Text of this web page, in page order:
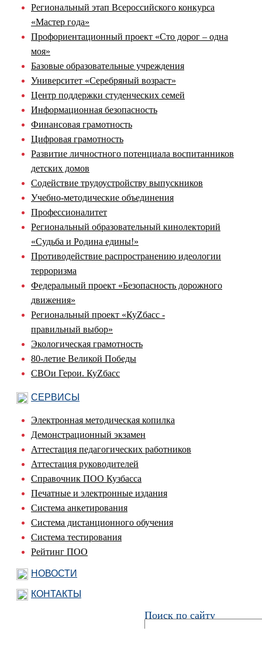
Поиск по сайту
Региональный этап Всероссийского конкурса
«Мастер года»
Профориентационный проект «Сто дорог – одна
моя»
Базовые образовательные учреждения
Университет «Серебряный возраст»
Центр поддержки студенческих семей
Информационная безопасность
Финансовая грамотность
Цифровая грамотность
Развитие личностного потенциала воспитанников
детских домов
Содействие трудоустройству выпускников
Учебно-методические объединения
Профессионалитет
Региональный образовательный кинолекторий
«Судьба и Родина едины!»
Противодействие распространению идеологии
терроризма
Федеральный проект «Безопасность дорожного
движения»
Региональный проект «КуZбасс -
правильный выбор»
Экологическая грамотность
80-летие Великой Победы
СВОи Герои. КуZбасс
СЕРВИСЫ
Электронная методическая копилка
Демонстрационный экзамен
Аттестация педагогических работников
Аттестация руководителей
Справочник ПОО Кузбасса
Печатные и электронные издания
Система анкетирования
Система дистанционного обучения
Система тестирования
Рейтинг ПОО
НОВОСТИ
КОНТАКТЫ